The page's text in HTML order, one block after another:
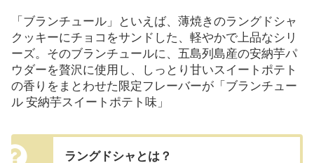
「ブランチュール」といえば、薄焼きのラングドシャ
クッキーにチョコをサンドした、軽やかで上品なシリ
ーズ。そのブランチュールに、五島列島産の安納芋パ
ウダーを贅沢に使用し、しっとり甘いスイートポテト
の香りをまとわせた限定フレーバーが「ブランチュー
ル 安納芋スイートポテト味」
ラングドシャとは？